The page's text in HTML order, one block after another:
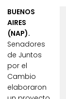
BUENOS
AIRES
(NAP).
Senadores
de Juntos
por el
Cambio
elaboraron